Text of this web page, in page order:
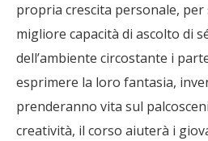
propria crescita personale,
migliore capacità di ascolto di
dell’ambiente circostante i
esprimere la loro fantasia,
prenderanno vita sul
creatività, il corso aiuterà i